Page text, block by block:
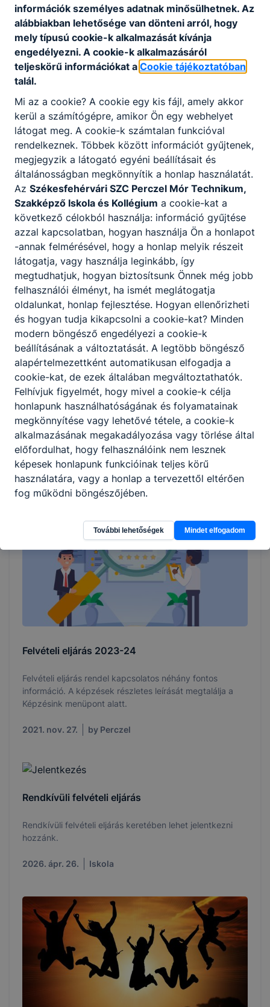
Szakközépiskola elektronika és
elektrotechnika ágazat: (ösztöndíjas képzés)
Villanyszerelő(tagozatkód: 0706, 3 éves
képzés)
felvehető létszám: 1 fő
Szakképzést elősegítő osztály: (ösztöndíjas
képzés)
Orientációs osztály (tagozatkód: 0707, 1 év)
felvehető létszám: 8 fő
Esti tagozatos felnőttoktatás:
Esti 2 éves érettségire felkészítő
A jelentkezés határideje:2023. augusztus 31.
A jelentkezési lapa honlapunkról letölthető.
www.perczelmor.hu
Megosztás
KAPCSOLÓDÓ HÍREK
Felvételi eljárás 2023-24
Felvételi eljárás rendel kapcsolatos néhány fontos
információ. A képzések részletes leírását megtalálja a
Képzésink menüpont alatt.
2021. nov. 27. by Perczel
Rendkívüli felvételi eljárás
Rendkívüli felvételi eljárás keretében lehet jelentkezni
hozzánk.
2026. ápr. 26. Iskola
információk személyes adatnak minősülhetnek. Az
alábbiakban lehetősége van dönteni arról, hogy
mely típusú cookie-k alkalmazását kívánja
engedélyezni. A cookie-k alkalmazásáról
teljeskörű információkat a Cookie tájékoztatóban
talál.
Mi az a cookie? A cookie egy kis fájl, amely akkor
kerül a számítógépre, amikor Ön egy webhelyet
látogat meg. A cookie-k számtalan funkcióval
rendelkeznek. Többek között információt gyűjtenek,
megjegyzik a látogató egyéni beállításait és
általánosságban megkönnyítik a honlap használatát.
Az Székesfehérvári SZC Perczel Mór Technikum,
Szakképző Iskola és Kollégium a cookie-kat a
következő célokból használja: információ gyűjtése
azzal kapcsolatban, hogyan használja Ön a honlapot
-annak felmérésével, hogy a honlap melyik részeit
látogatja, vagy használja leginkább, így
megtudhatjuk, hogyan biztosítsunk Önnek még jobb
felhasználói élményt, ha ismét meglátogatja
oldalunkat, honlap fejlesztése. Hogyan ellenőrizheti
és hogyan tudja kikapcsolni a cookie-kat? Minden
modern böngésző engedélyezi a cookie-k
beállításának a változtatását. A legtöbb böngésző
alapértelmezettként automatikusan elfogadja a
cookie-kat, de ezek általában megváltoztathatók.
Felhívjuk figyelmét, hogy mivel a cookie-k célja
honlapunk használhatóságának és folyamatainak
megkönnyítése vagy lehetővé tétele, a cookie-k
alkalmazásának megakadályozása vagy törlése által
előfordulhat, hogy felhasználóink nem lesznek
képesek honlapunk funkcióinak teljes körű
használatára, vagy a honlap a tervezettől eltérően
fog működni böngészőjében.
További lehetőségek Mindet elfogadom